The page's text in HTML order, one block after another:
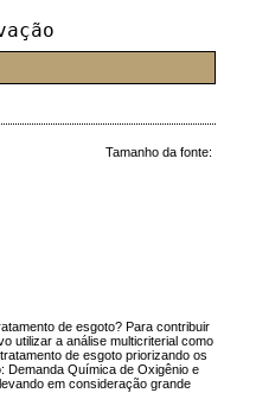
Tamanho da fonte:
de esgoto? Para contribuir
utilizar a análise multicriterial como
de esgoto priorizando os
Demanda Química de Oxigênio e
em consideração grande